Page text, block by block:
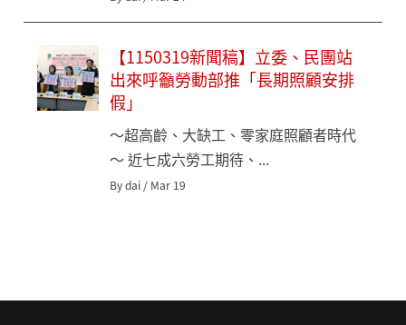
【1150319新聞稿】立委、民團站
出來呼籲勞動部推「長期照顧安排
假」
～超高齡、大缺工、零家庭照顧者時代
～ 近七成六勞工期待、...
By dai / Mar 19